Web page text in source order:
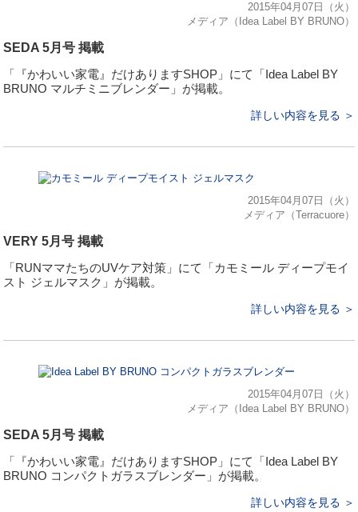
2015年04月07日（火）
メディア（Idea Label BY BRUNO）
SEDA 5月号 掲載
「『かわいい家電』だけありますSHOP」にて「Idea Label BY
BRUNO マルチミニブレンダー」が掲載。
詳しい内容を見る ＞
2015年04月07日（火）
メディア（Terracuore）
VERY 5月号 掲載
「RUNママたちのUVケア対策」にて「カモミール ディープモイ
スト ジェルマスク」が掲載。
詳しい内容を見る ＞
2015年04月07日（火）
メディア（Idea Label BY BRUNO）
SEDA 5月号 掲載
「『かわいい家電』だけありますSHOP」にて「Idea Label BY
BRUNO コンパクトガラスブレンダー」が掲載。
詳しい内容を見る ＞